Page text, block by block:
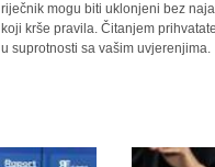
riječnik mogu biti uklonjeni bez
koji krše pravila. Čitanjem
u suprotnosti sa vašim uvjerenjima.